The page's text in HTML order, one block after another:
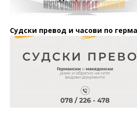
Судски превод и часови по